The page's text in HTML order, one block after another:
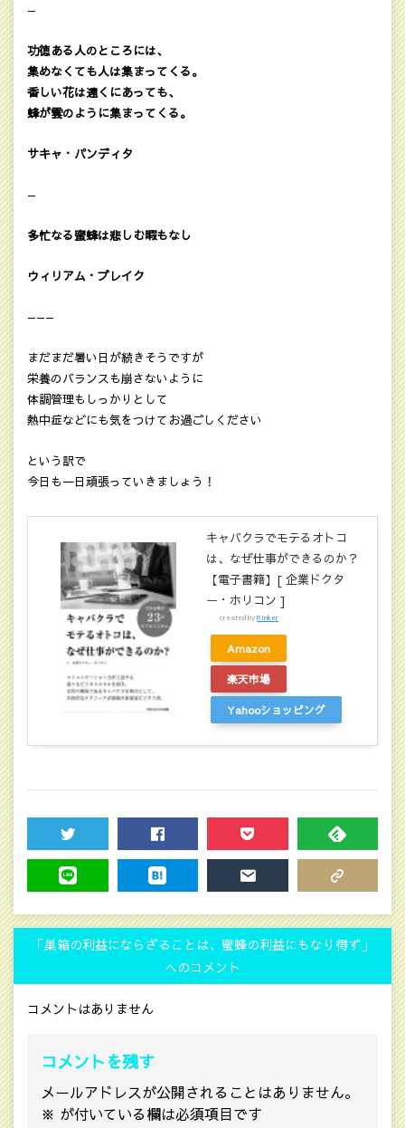
—
功徳ある人のところには、
集めなくても人は集まってくる。
香しい花は遠くにあっても、
蜂が雲のように集まってくる。
サキャ・パンディタ
—
多忙なる蜜蜂は悲しむ暇もなし
ウィリアム・ブレイク
———
まだまだ暑い日が続きそうですが
栄養のバランスも崩さないように
体調管理もしっかりとして
熱中症などにも気をつけてお過ごしください
という訳で
今日も一日頑張っていきましょう！
キャバクラでモテるオトコ
は、なぜ仕事ができるのか？
【電子書籍】[ 企業ドクタ
ー・ホリコン ]
created byRinker
Amazon
楽天市場
Yahooショッピング
TWEET SHARE POCKET FEEDLY
「巣箱の利益にならざることは、蜜蜂の利益にもなり得ず」
へのコメント
コメントはありません
コメントを残す
メールアドレスが公開されることはありません。
※ が付いている欄は必須項目です